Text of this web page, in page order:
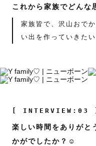
これから家族でどん
家族皆で、沢山おで
い出を作っていきたい
[ INTERVIEW:03 ]
楽しい時間をありがと
かがでしたか？☺️